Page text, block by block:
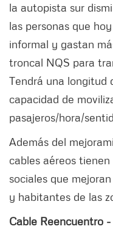
la autopista sur
las personas que
informal y gastan
troncal NQS para
Tendrá una longitud
capacidad de
pasajeros/hora/
Además del
cables aéreos
sociales que
y habitantes de las
Cable Reencuentro